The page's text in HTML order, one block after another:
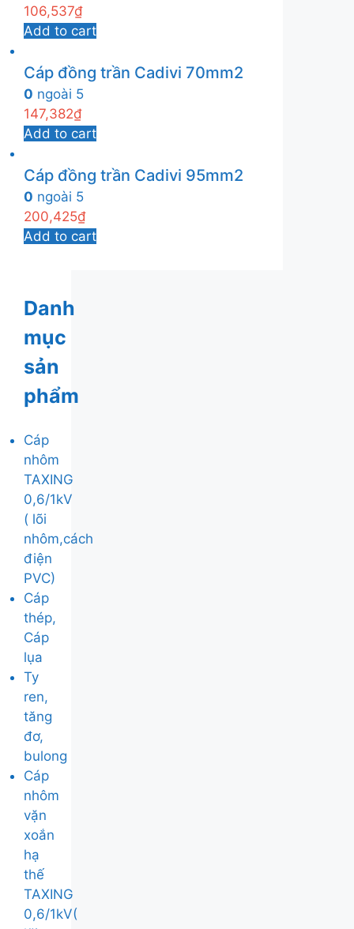
106,537₫
Add to cart
Cáp đồng trần Cadivi 70mm2
0 ngoài 5
147,382₫
Add to cart
Cáp đồng trần Cadivi 95mm2
0 ngoài 5
200,425₫
Add to cart
Danh
mục
sản
phẩm
Cáp
nhôm
TAXING
0,6/1kV
( lõi
nhôm,cách
điện
PVC)
Cáp
thép,
Cáp
lụa
Ty
ren,
tăng
đơ,
bulong
Cáp
nhôm
vặn
xoắn
hạ
thế
TAXING
0,6/1kV(